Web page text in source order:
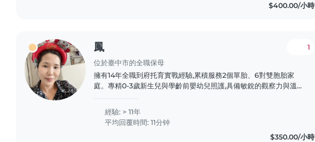
$400.00/小時
鳳
位於臺中市的全職保母
1
擁有14年全職到府托育實戰經驗,累積服務2個單胎、6對雙胞胎家
庭。專精0-3歲新生兒與學齡前嬰幼兒照護,具備敏銳的觀察力與溫和
針的原則,致力於提供讓父母「安心託付、無後顧之憂」的到府服
務。 目前雙胞胎七月底即將服務完成,有需要的家長可聯繫我!
經驗: > 11年
平均回覆時間: 11分钟
$350.00/小時